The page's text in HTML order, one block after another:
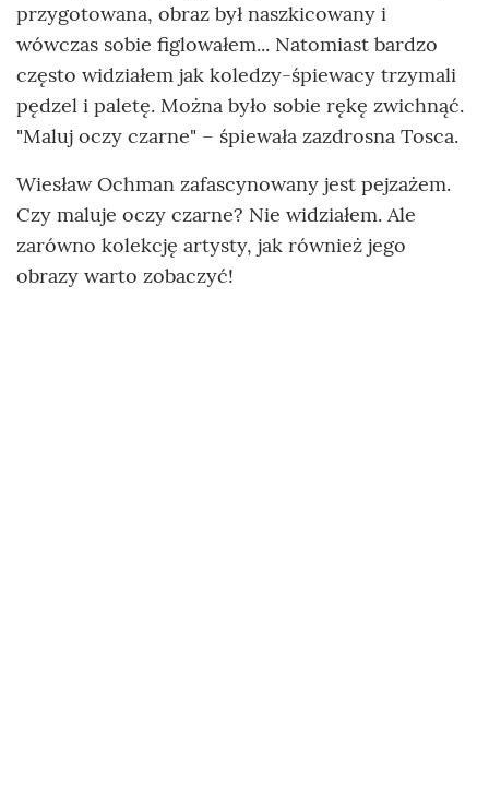
przygotowana, obraz był naszkicowany i
wówczas sobie figlowałem... Natomiast bardzo
często widziałem jak koledzy-śpiewacy trzymali
pędzel i paletę. Można było sobie rękę zwichnąć.
"Maluj oczy czarne" – śpiewała zazdrosna Tosca.
Wiesław Ochman zafascynowany jest pejzażem.
Czy maluje oczy czarne? Nie widziałem. Ale
zarówno kolekcję artysty, jak również jego
obrazy warto zobaczyć!